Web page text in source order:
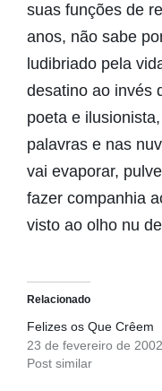
suas funções de
anos, não sabe
ludibriado pela
desatino ao invés
poeta e
palavras e nas
vai evaporar,
fazer companhia
visto ao olho nu
Relacionado
Felizes os Que Crêem
23 de fevereiro de 2002
Post similar